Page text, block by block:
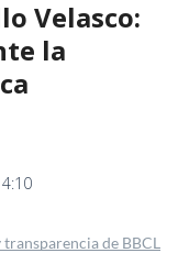
Velasco:
la
transparencia de BBCL